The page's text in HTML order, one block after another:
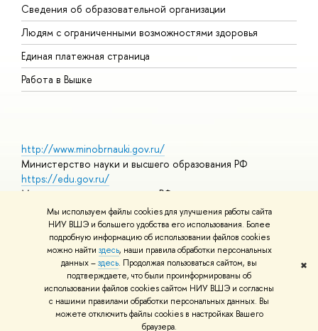
Мы используем файлы cookies для улучшения работы сайта
НИУ ВШЭ и большего удобства его использования. Более
подробную информацию об использовании файлов cookies
можно найти здесь, наши правила обработки персональных
данных –здесь. Продолжая пользоваться сайтом, вы
подтверждаете, что были проинформированы об
использовании файлов cookies сайтом НИУ ВШЭ и согласны
с нашими правилами обработки персональных данных. Вы
можете отключить файлы cookies в настройках Вашего
браузера.
✖
Сведения об образовательной организации
Людям с ограниченными возможностями здоровья
Единая платежная страница
Работа в Вышке
http://www.minobrnauki.gov.ru/
Министерство науки и высшего образования РФ
https://edu.gov.ru/
Министерство просвещения РФ
https://elearning.hse.ru/mooc
Массовые открытые онлайн-курсы
© НИУ ВШЭ 1993–2026 Адреса и контактыУсловия
использования материалов Политика конфиденциальности
Шрифты HSE Sans и HSE Slab разработаны вШколе дизайна НИУ